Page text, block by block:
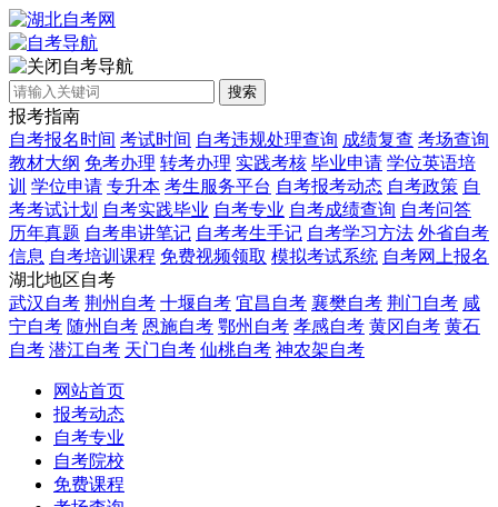
自考导航
搜索
报考指南
自考报名时间 考试时间 自考违规处理查询 成绩复查 考场查询
教材大纲 免考办理 转考办理 实践考核 毕业申请 学位英语培
训 学位申请 专升本 考生服务平台 自考报考动态 自考政策 自
考考试计划 自考实践毕业 自考专业 自考成绩查询 自考问答
历年真题 自考串讲笔记 自考考生手记 自考学习方法 外省自考
信息 自考培训课程 免费视频领取 模拟考试系统 自考网上报名
湖北地区自考
武汉自考 荆州自考 十堰自考 宜昌自考 襄樊自考 荆门自考 咸
宁自考 随州自考 恩施自考 鄂州自考 孝感自考 黄冈自考 黄石
自考 潜江自考 天门自考 仙桃自考 神农架自考
网站首页
报考动态
自考专业
自考院校
免费课程